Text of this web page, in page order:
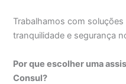
Trabalhamos com
tranquilidade e segurança
Por que escolher uma
Consul?